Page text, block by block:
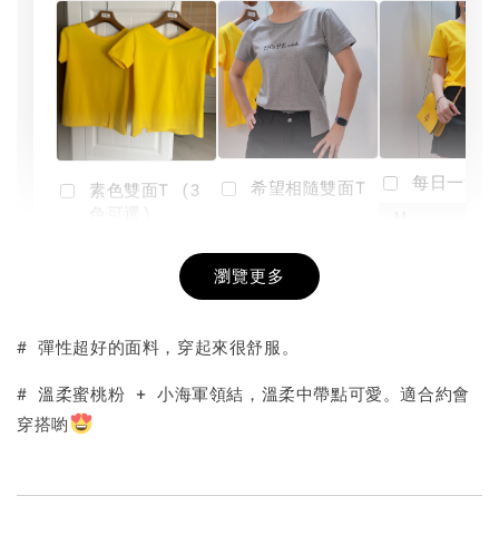
素色雙面T (3
+
希望相隨雙面T
NT$ 190
-
每日一笑
瀏覽更多
# 彈性超好的面料，穿起來很舒服。
# 溫柔蜜桃粉 + 小海軍領結，溫柔中帶點可愛。適合約會
穿搭喲